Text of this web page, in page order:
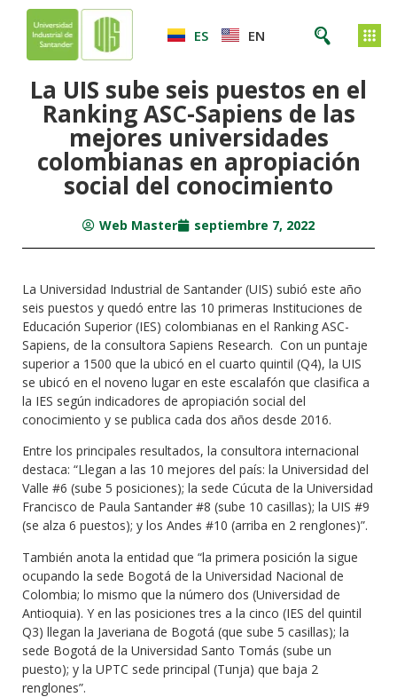
ES EN
La UIS sube seis puestos en el
Ranking ASC-Sapiens de las
mejores universidades
colombianas en apropiación
social del conocimiento
Web Master septiembre 7, 2022
La Universidad Industrial de Santander (UIS) subió este año
seis puestos y quedó entre las 10 primeras Instituciones de
Educación Superior (IES) colombianas en el Ranking ASC-
Sapiens, de la consultora Sapiens Research. Con un puntaje
superior a 1500 que la ubicó en el cuarto quintil (Q4), la UIS
se ubicó en el noveno lugar en este escalafón que clasifica a
la IES según indicadores de apropiación social del
conocimiento y se publica cada dos años desde 2016.
Entre los principales resultados, la consultora internacional
destaca: “Llegan a las 10 mejores del país: la Universidad del
Valle #6 (sube 5 posiciones); la sede Cúcuta de la Universidad
Francisco de Paula Santander #8 (sube 10 casillas); la UIS #9
(se alza 6 puestos); y los Andes #10 (arriba en 2 renglones)”.
También anota la entidad que “la primera posición la sigue
ocupando la sede Bogotá de la Universidad Nacional de
Colombia; lo mismo que la número dos (Universidad de
Antioquia). Y en las posiciones tres a la cinco (IES del quintil
Q3) llegan la Javeriana de Bogotá (que sube 5 casillas); la
sede Bogotá de la Universidad Santo Tomás (sube un
puesto); y la UPTC sede principal (Tunja) que baja 2
renglones”.